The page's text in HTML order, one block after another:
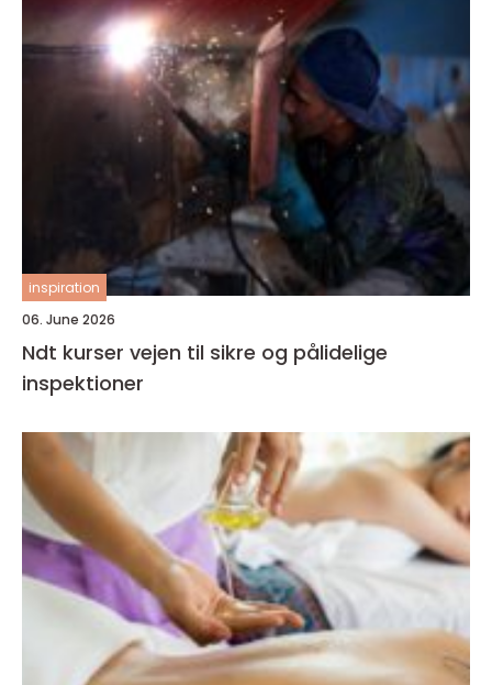
inspiration
06. June 2026
Ndt kurser vejen til sikre og pålidelige
inspektioner